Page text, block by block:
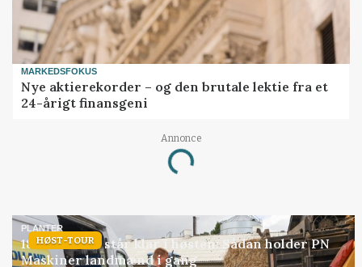
MARKEDSFOKUS
Nye aktierekorder – og den brutale lektie fra et
24-årigt finansgeni
Annonce
Loading...
HØST-TOUR
PLANTER
18 montører står klar i høsten: Sådan holder PN
Maskiner landmænd i gang